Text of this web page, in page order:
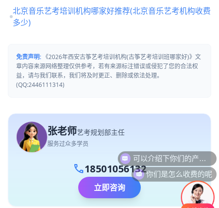
北京音乐艺考培训机构哪家好推荐(北京音乐艺考机构收费
多少)
免责声明: 《2026年西安古筝艺考培训机构(古筝艺考培训班哪家好)》文
章内容来源网络整理仅供参考，若有来源标注错误或侵犯了您的合法权
益，请与我们联系，我们将及时更正、删除或依法处理。
(QQ:2446111314)
张老师艺考规划部主任
服务过众多学员
call18501056132
立即咨询
你们是怎么收费的呢